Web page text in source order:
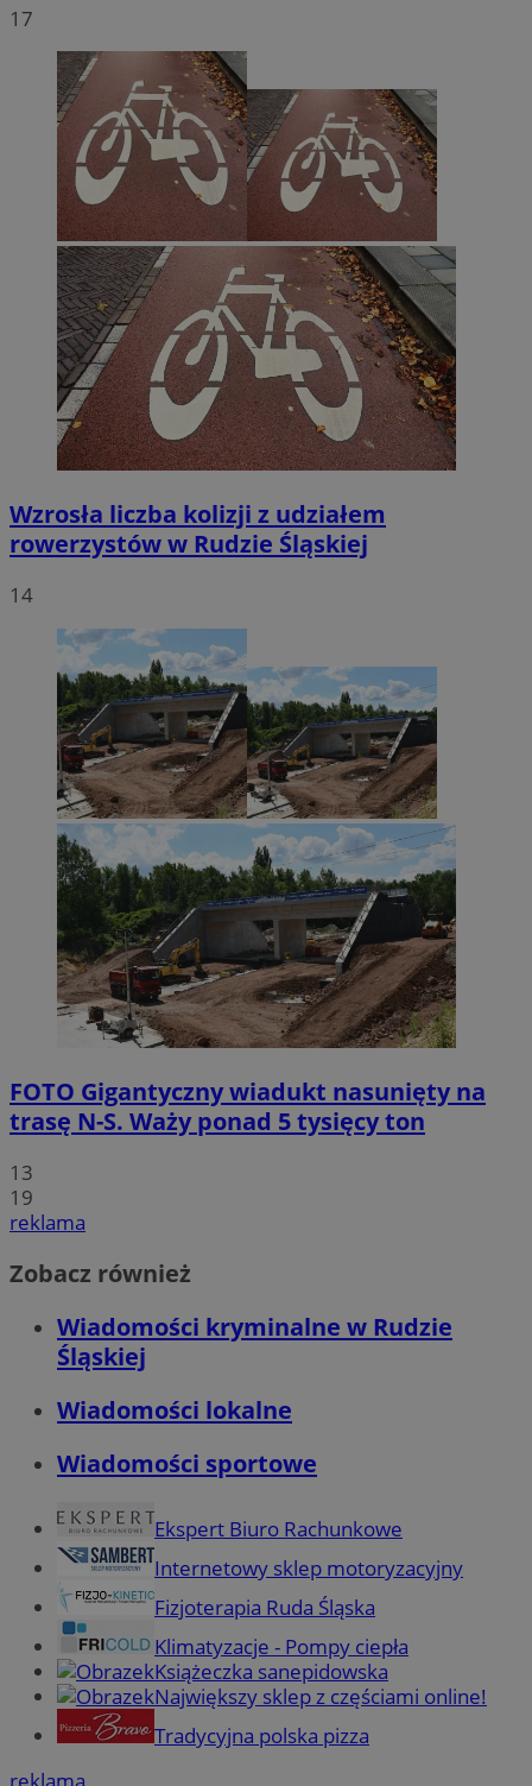
17
Wzrosła liczba kolizji z udziałem
rowerzystów w Rudzie Śląskiej
14
FOTO Gigantyczny wiadukt nasunięty na
trasę N-S. Waży ponad 5 tysięcy ton
13
19
reklama
Zobacz również
Wiadomości kryminalne w Rudzie
Śląskiej
Wiadomości lokalne
Wiadomości sportowe
Ekspert Biuro Rachunkowe
Internetowy sklep motoryzacyjny
Fizjoterapia Ruda Śląska
Klimatyzacje - Pompy ciepła
Książeczka sanepidowska
Największy sklep z częściami online!
Tradycyjna polska pizza